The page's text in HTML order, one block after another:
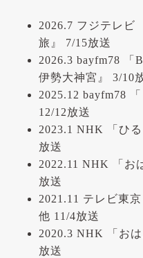
2026.7 フジテレビ
旅』 7/15放送
2026.3 bayfm78 「
伊勢大神宮』 3/10
2025.12 bayfm78
12/12放送
2023.1 NHK 「ひ
放送
2022.11 NHK 「お
放送
2021.11 テレビ東
他 11/4放送
2020.3 NHK 「お
放送